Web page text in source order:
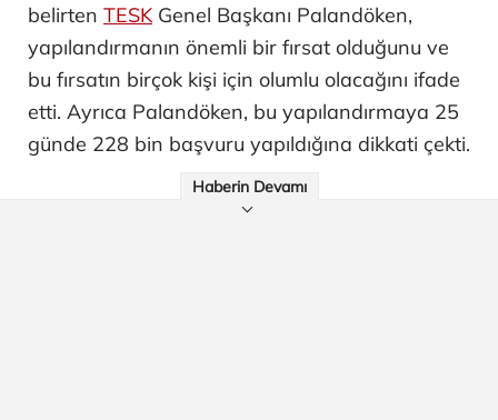
belirten TESKGenel Başkanı Palandöken,
yapılandırmanın önemli bir fırsat olduğunu ve
bu fırsatın birçok kişi için olumlu olacağını ifade
etti. Ayrıca Palandöken, bu yapılandırmaya 25
günde 228 bin başvuru yapıldığına dikkati çekti.
Haberin Devamı